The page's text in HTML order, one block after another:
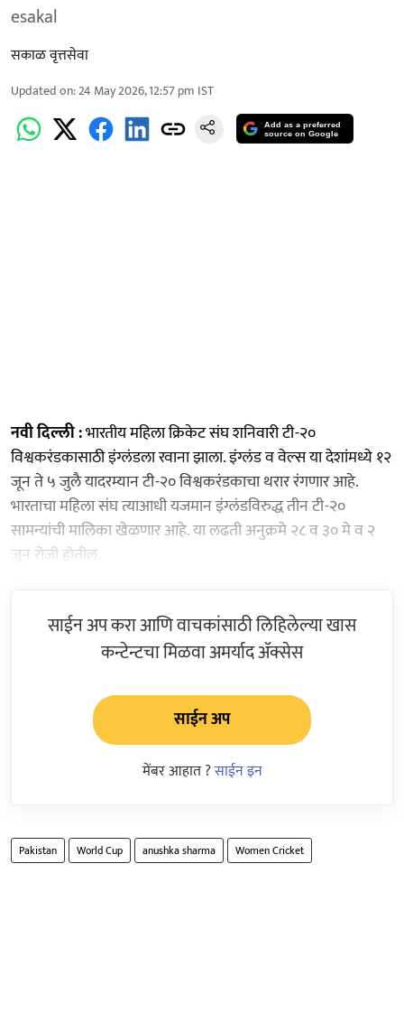
esakal
सकाळ वृत्तसेवा
Updated on:24 May 2026, 12:57 pm IST
Add as a preferred
source on Google
नवी दिल्ली :भारतीय महिला क्रिकेट संघ शनिवारी टी-२०
विश्वकरंडकासाठी इंग्लंडला रवाना झाला. इंग्लंड व वेल्स या देशांमध्ये १२
जून ते ५ जुलै यादरम्यान टी-२० विश्वकरंडकाचा थरार रंगणार आहे.
भारताचा महिला संघ त्याआधी यजमान इंग्लंडविरुद्ध तीन टी-२०
सामन्यांची मालिका खेळणार आहे. या लढती अनुक्रमे २८ व ३० मे व २
जून रोजी होतील.
साईन अप करा आणि वाचकांसाठी लिहिलेल्या खास
कन्टेन्टचा मिळवा अमर्याद ॲक्सेस
साईन अप
मेंबर आहात ?साईन इन
Pakistan World Cup anushka sharma Women Cricket